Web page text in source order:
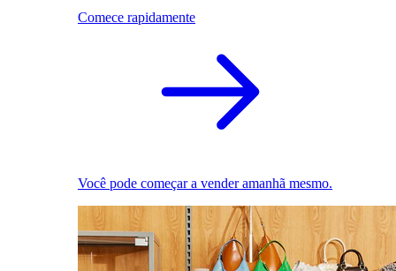
Comece rapidamente
Você pode começar a vender amanhã mesmo.